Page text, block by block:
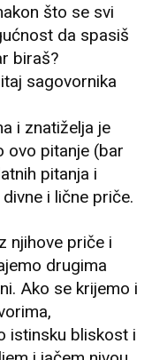
što se svi
da spasiš
biraš?
sagovornika
i znatiželja je
ovo pitanje (bar
pitanja i
i lične priče.
njihove priče i
drugima
Ako se krijemo i
istinsku bliskost i